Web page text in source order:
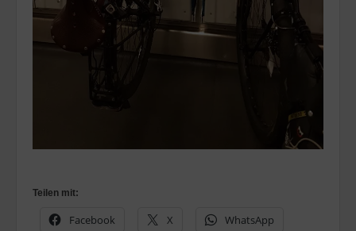
Teilen mit:
Facebook X WhatsApp